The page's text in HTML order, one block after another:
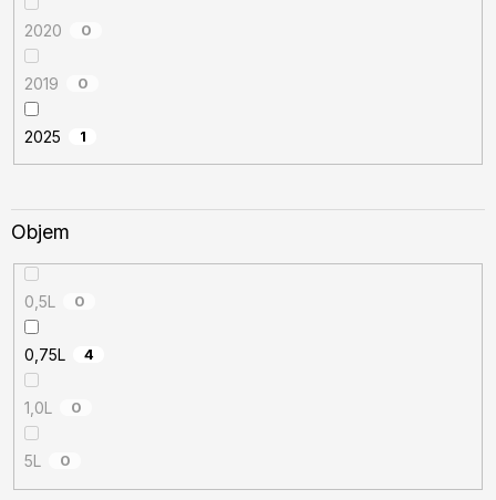
2020 0
2019 0
2025 1
Objem
0,5L 0
0,75L 4
1,0L 0
5L 0